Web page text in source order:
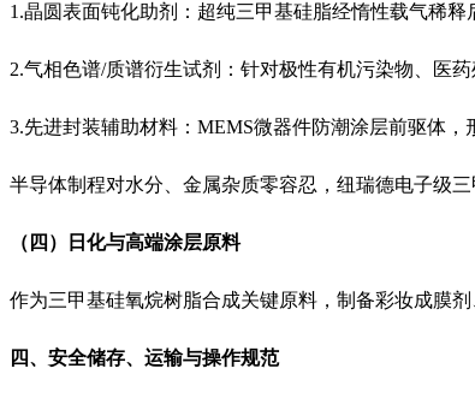
1.晶圆表面钝化助剂：超纯三甲基硅脂经惰性载气稀
2.气相色谱/质谱衍生试剂：针对极性有机污染物、医
3.先进封装辅助材料：MEMS微器件防潮涂层前驱体，
半导体制程对水分、金属杂质零容忍，纽瑞德电子级
（四）日化与高端涂层原料
作为三甲基硅氧烷树脂合成关键原料，制备彩妆成膜
四、安全储存、运输与操作规范